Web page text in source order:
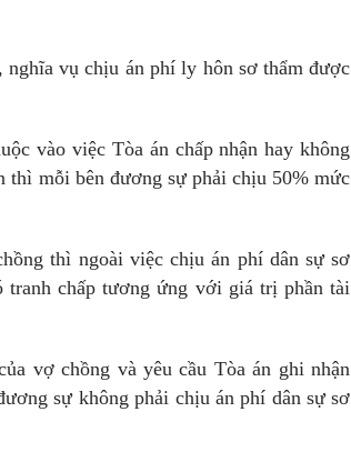
vụ chịu án phí ly hôn sơ thẩm được
vào việc Tòa án chấp nhận hay không
thì mỗi bên đương sự phải chịu 50% mức
thì ngoài việc chịu án phí dân sự sơ
tranh chấp tương ứng với giá trị phần tài
vợ chồng và yêu cầu Tòa án ghi nhận
sự không phải chịu án phí dân sự sơ